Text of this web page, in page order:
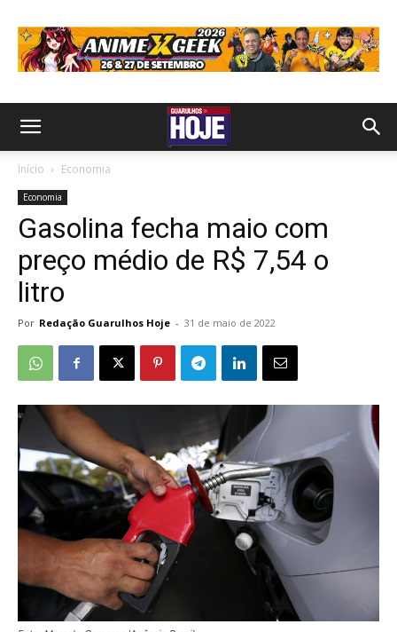
Início Economia
Economia
Gasolina fecha maio com
preço médio de R$ 7,54 o
litro
Por Redação Guarulhos Hoje - 31 de maio de 2022